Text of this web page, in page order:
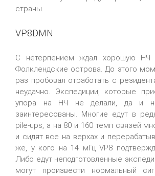
страны.
VP8DMN
С нетерпением ждал хорошую НЧ
Фолклендские острова. До этого
раз пробовал отработать с
неудачно. Экспедиции, которые
упора на НЧ не делали, да и
заинтересованы. Многие едут в
pile-ups, а на 80 и 160 темп связей
и сидят все на верхах и
же, у кого на 14 мГц VP8
Либо едут неподготовленные
могут произвести нормальный